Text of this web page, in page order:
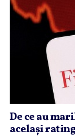
De ce au
acelaşi